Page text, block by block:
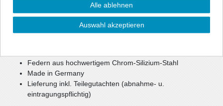
reduzierter Schwerpunkt
verbesserte, sportlichere Optik
Federn aus hochwertigem Chrom-Silizium-Stahl
Made in Germany
Lieferung inkl. Teilegutachten (abnahme- u.
eintragungspflichtig)
Alle ablehnen
Auswahl akzeptieren